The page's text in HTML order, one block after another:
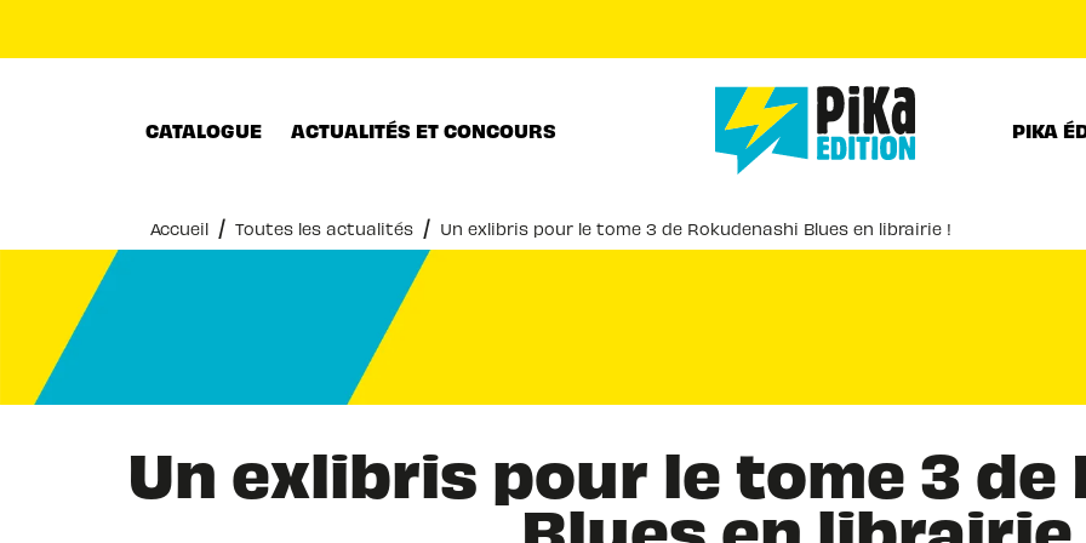
CATALOGUE ACTUALITÉS ET CONCOURS PIKA
Accueil / Toutes les actualités / Un exlibris pour le tome 3 de Rokudenashi Blues en librairie !
Un exlibris pour le tome 3 de